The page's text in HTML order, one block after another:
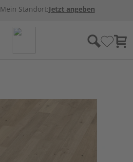
Mein Standort:Jetzt angeben